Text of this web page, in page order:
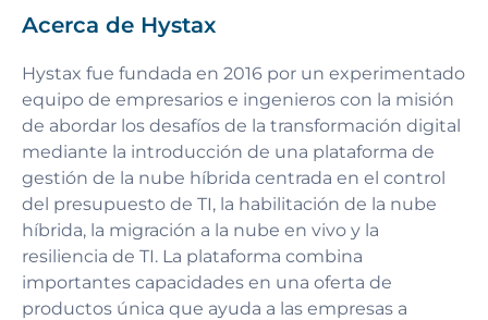
Acerca de Hystax
Hystax fue fundada en 2016 por un experimentado
equipo de empresarios e ingenieros con la misión
de abordar los desafíos de la transformación digital
mediante la introducción de una plataforma de
gestión de la nube híbrida centrada en el control
del presupuesto de TI, la habilitación de la nube
híbrida, la migración a la nube en vivo y la
resiliencia de TI. La plataforma combina
importantes capacidades en una oferta de
productos única que ayuda a las empresas a